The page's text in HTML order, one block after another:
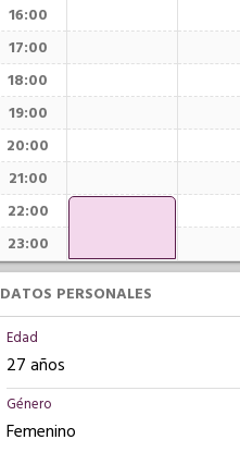
16:00
17:00
18:00
19:00
20:00
21:00
22:00
23:00
DATOS PERSONALES
Edad
27 años
Género
Femenino